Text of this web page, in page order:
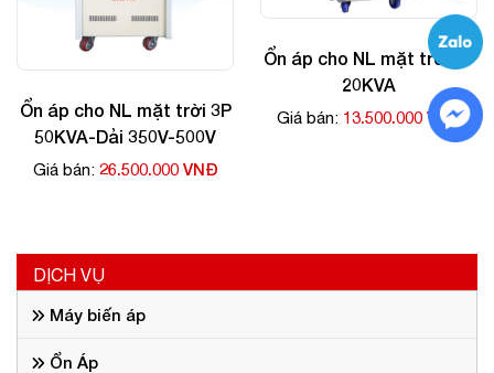
Ổn áp cho NL mặt trời 3P
50KVA-Dải 350V-500V
Giá bán: 26.500.000 VNĐ
Ổn áp cho NL mặt trời 3P
20KVA
Giá bán: 13.500.000 VNĐ
DỊCH VỤ
Máy biến áp
Ổn Áp